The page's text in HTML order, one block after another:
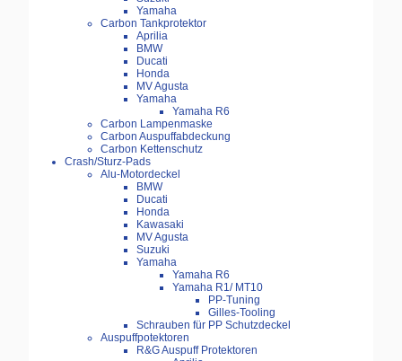
Yamaha
Carbon Tankprotektor
Aprilia
BMW
Ducati
Honda
MV Agusta
Yamaha
Yamaha R6
Carbon Lampenmaske
Carbon Auspuffabdeckung
Carbon Kettenschutz
Crash/Sturz-Pads
Alu-Motordeckel
BMW
Ducati
Honda
Kawasaki
MV Agusta
Suzuki
Yamaha
Yamaha R6
Yamaha R1/ MT10
PP-Tuning
Gilles-Tooling
Schrauben für PP Schutzdeckel
Auspuffpotektoren
R&G Auspuff Protektoren